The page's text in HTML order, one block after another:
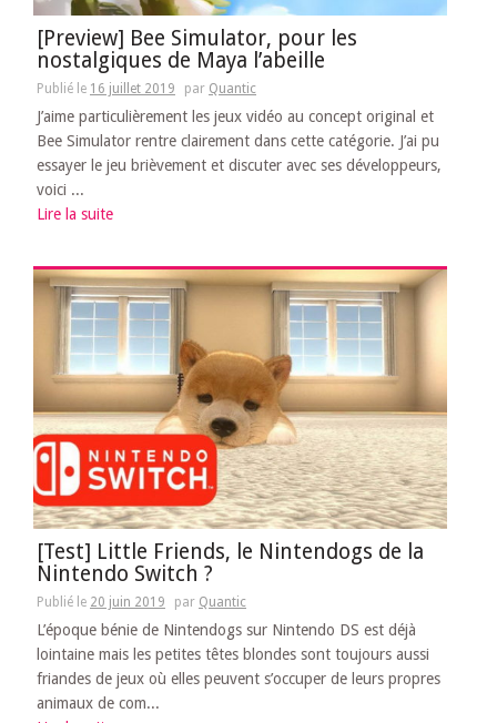
[Preview] Bee Simulator, pour les
nostalgiques de Maya l’abeille
Publié le 16 juillet 2019 par Quantic
J’aime particulièrement les jeux vidéo au concept original et
Bee Simulator rentre clairement dans cette catégorie. J’ai pu
essayer le jeu brièvement et discuter avec ses développeurs,
voici ...
Lire la suite
[Test] Little Friends, le Nintendogs de la
Nintendo Switch ?
Publié le 20 juin 2019 par Quantic
L’époque bénie de Nintendogs sur Nintendo DS est déjà
lointaine mais les petites têtes blondes sont toujours aussi
friandes de jeux où elles peuvent s’occuper de leurs propres
animaux de com...